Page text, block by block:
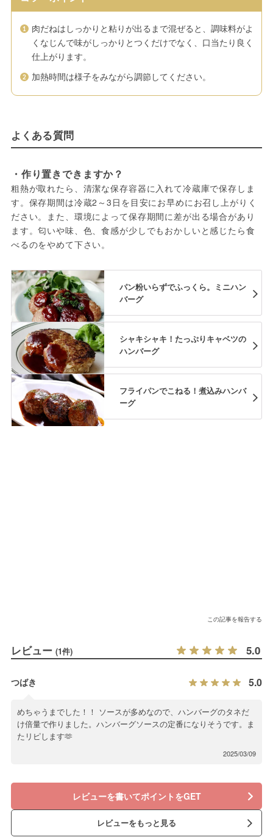
肉だねはしっかりと粘りが出るまで混ぜると、調味料がよ
くなじんで味がしっかりとつくだけでなく、口当たり良く
仕上がります。
加熱時間は様子をみながら調節してください。
よくある質問
・作り置きできますか？
粗熱が取れたら、清潔な保存容器に入れて冷蔵庫で保存しま
す。保存期間は冷蔵2～3日を目安にお早めにお召し上がりく
ださい。また、環境によって保存期間に差が出る場合があり
ます。匂いや味、色、食感が少しでもおかしいと感じたら食
べるのをやめて下さい。
パン粉いらずでふっくら。ミニハン
バーグ
シャキシャキ！たっぷりキャベツの
ハンバーグ
フライパンでこねる！煮込みハンバ
ーグ
この記事を報告する
レビュー (1件) 5.0
つばき 5.0
めちゃうまでした！！ ソースが多めなので、ハンバーグのタネだ
け倍量で作りました。ハンバーグソースの定番になりそうです。ま
たリピします🫶
2025/03/09
レビューを書いてポイントをGET
レビューをもっと見る